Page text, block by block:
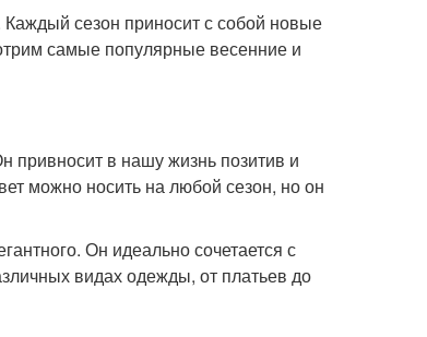
сезон приносит с собой новые
самые популярные весенние и
привносит в нашу жизнь позитив и
можно носить на любой сезон, но он
Он идеально сочетается с
видах одежды, от платьев до